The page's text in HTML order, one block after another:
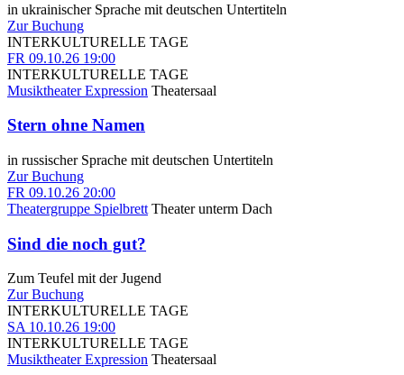
in ukrainischer Sprache mit deutschen Untertiteln
Zur Buchung
INTERKULTURELLE TAGE
FR 09.10.26 19:00
INTERKULTURELLE TAGE
Musiktheater Expression Theatersaal
Stern ohne Namen
in russischer Sprache mit deutschen Untertiteln
Zur Buchung
FR 09.10.26 20:00
Theatergruppe Spielbrett Theater unterm Dach
Sind die noch gut?
Zum Teufel mit der Jugend
Zur Buchung
INTERKULTURELLE TAGE
SA 10.10.26 19:00
INTERKULTURELLE TAGE
Musiktheater Expression Theatersaal